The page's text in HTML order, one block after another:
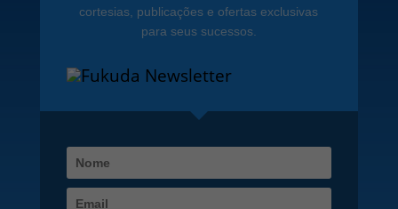
cortesias, publicações e ofertas exclusivas
para seus sucessos.